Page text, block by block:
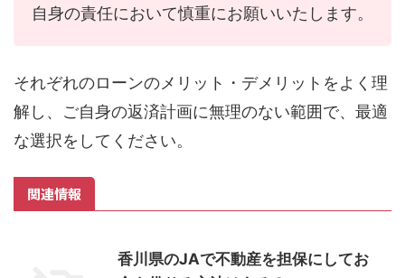
自身の責任において慎重にお願いいたします。
それぞれのローンのメリット・デメリットをよく理
解し、ご自身の返済計画に無理のない範囲で、最適
な選択をしてください。
関連情報
香川県のJAで不動産を担保にしてお